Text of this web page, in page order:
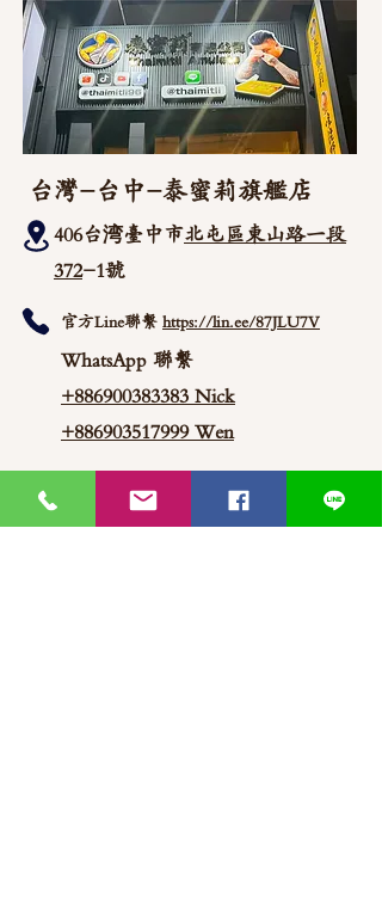
台灣-台中-泰蜜莉旗艦店
406台湾臺中市北屯區東山路一段
372-1號
官方Line聯繫 https://lin.ee/87JLU7V
WhatsApp 聯繫
+886900383383 Nick
+886903517999 Wen